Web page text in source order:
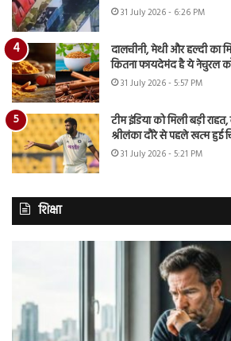
31 July 2026 - 6:26 PM
दालचीनी, मेथी और हल्दी का
कितना फायदेमंद है ये नेचुरल
31 July 2026 - 5:57 PM
टीम इंडिया को मिली बड़ी
श्रीलंका दौरे से पहले खत्म हुई
31 July 2026 - 5:21 PM
शिक्षा